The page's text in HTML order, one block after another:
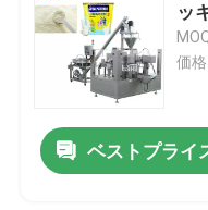
私たちに関しては
品質管理
ッ
価
ベストプライ